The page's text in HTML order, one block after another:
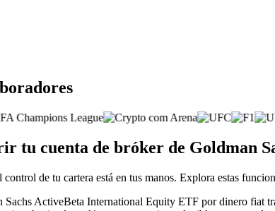
tu cuenta de bróker de Goldman
de tu cartera está en tus manos. Explora estas
Sachs ActiveBeta International Equity ETF por dinero fiat